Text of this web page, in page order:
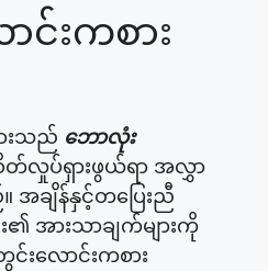
င်းကစား
းသည် ဘောလုံး
လှုပ်ရှားဖွယ်ရာ အလွှာ
ချိန်နှင့်တပြေးညီ
း၏ အားသာချက်များကို
င်းလောင်းကစား